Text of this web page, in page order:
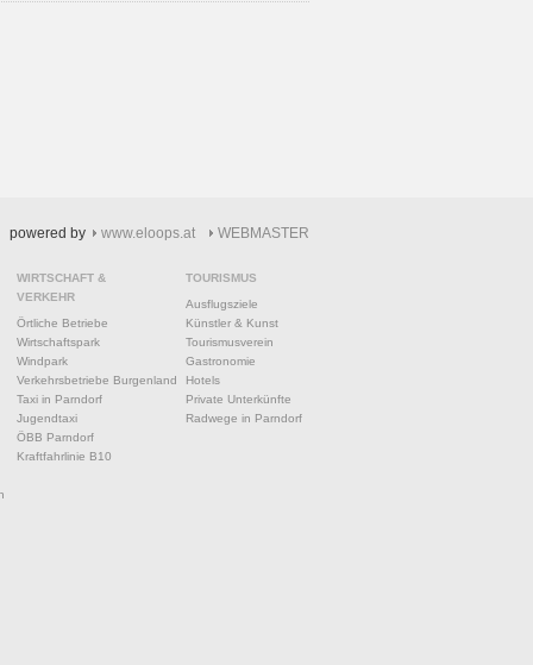
powered by www.eloops.at WEBMASTER
WIRTSCHAFT &
VERKEHR
Örtliche Betriebe
Wirtschaftspark
Windpark
Verkehrsbetriebe Burgenland
Taxi in Parndorf
Jugendtaxi
ÖBB Parndorf
Kraftfahrlinie B10
TOURISMUS
Ausflugsziele
Künstler & Kunst
Tourismusverein
Gastronomie
Hotels
Private Unterkünfte
Radwege in Parndorf